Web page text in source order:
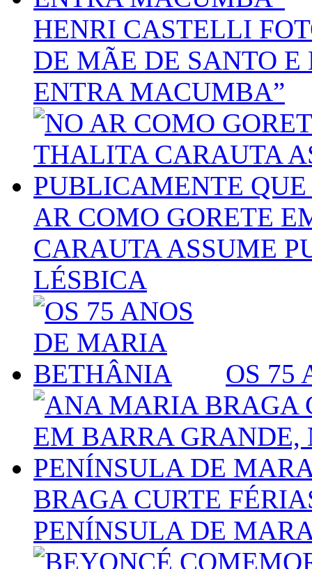
HENRI CASTELLI
DE MÃE DE SANTO
ENTRA MACUMBA”
AR COMO GORETE
CARAUTA ASSUME
LÉSBICA
OS 75
BRAGA CURTE
PENÍNSULA DE